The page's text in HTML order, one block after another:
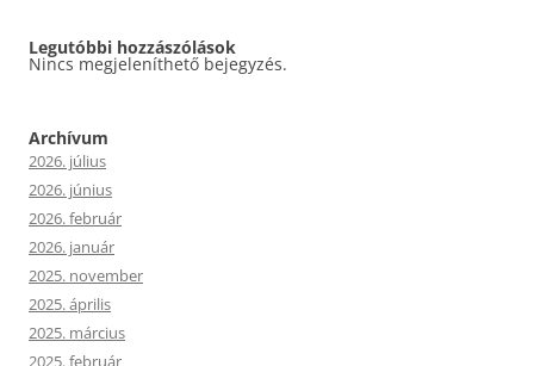
Legutóbbi hozzászólások
Nincs megjeleníthető bejegyzés.
Archívum
2026. július
2026. június
2026. február
2026. január
2025. november
2025. április
2025. március